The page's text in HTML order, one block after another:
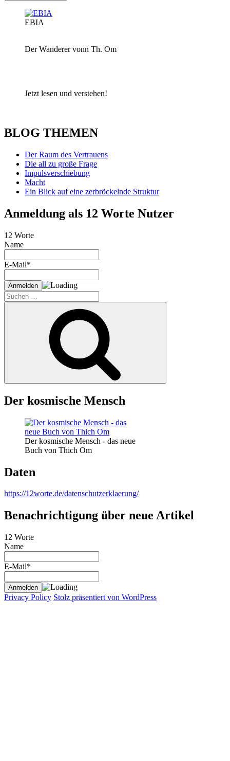
EBIA
Der Wanderer vonn Th. Om
Jetzt lesen und verstehen!
BLOG THEMEN
Der Raum des Vertrauens
Die all zu große Frage
Impulsverschiebung
Macht
Ein Blick auf eine zerbröckelnde Struktur
Anmeldung als 12 Worte Nutzer
12 Worte
Name
E-Mail*
Suche
nach:
Der kosmische Mensch
Der kosmische Mensch - das neue
Buch von Thich Om
Daten
https://12worte.de/datenschutzerklaerung/
Benachrichtigung über neue Artikel
12 Worte
Name
E-Mail*
Privacy Policy Stolz präsentiert von WordPress